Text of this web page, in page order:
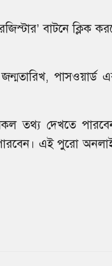
বাটনে ক্লিক
পাসওয়ার্ড
তথ্য দেখতে
এই পুরো